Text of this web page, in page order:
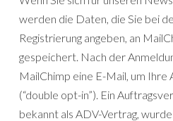
werden die Daten, die Sie bei
Registrierung angeben, an
gespeichert. Nach der
MailChimp eine E-Mail, um Ihre
(“double opt-in”). Ein
bekannt als ADV-Vertrag,